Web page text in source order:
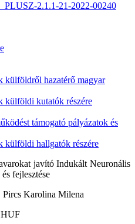
2.1.1-21-2022-00240
külföldről hazatérő magyar
külföldi kutatók részére
támogató pályázatok és
külföldi hallgatók részére
javító Indukált Neuronális
fejlesztése
Pircs Karolina Milena
HUF